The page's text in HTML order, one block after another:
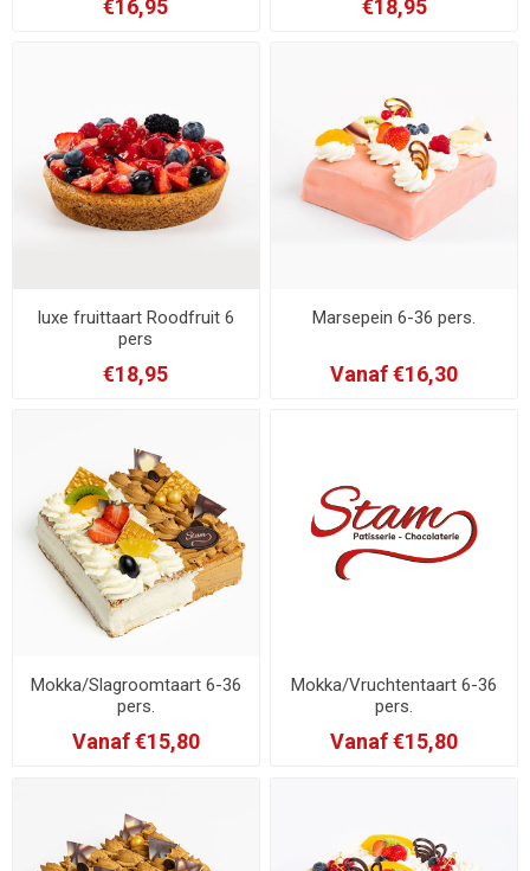
€16,95 €18,95
luxe fruittaart Roodfruit 6
pers
€18,95
Marsepein 6-36 pers.
Vanaf €16,30
Mokka/Slagroomtaart 6-36
pers.
Vanaf €15,80
Mokka/Vruchtentaart 6-36
pers.
Vanaf €15,80